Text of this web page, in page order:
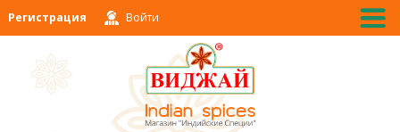
Регистрация Войти